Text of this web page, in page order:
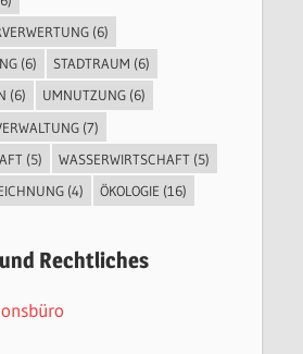
(6)
(6) STADTRAUM (6)
(6) UMNUTZUNG (6)
(7)
(5) WASSERWIRTSCHAFT (5)
(4) ÖKOLOGIE (16)
Rechtliches